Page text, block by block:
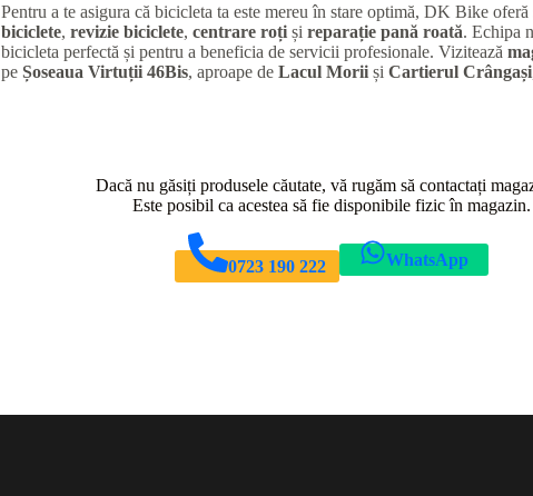
Pentru a te asigura că bicicleta ta este mereu în stare optimă, DK Bike
biciclete, revizie biciclete, centrare roțiși reparație pană roată. Echipa
bicicleta perfectă și pentru a beneficia de servicii profesionale. Vizitează
pe Șoseaua Virtuții 46Bis, aproape de Lacul Moriiși Cartierul Crângași
Dacă nu găsiți produsele căutate, vă rugăm să contactați
Este posibil ca acestea să fie disponibile fizic în magazin.
0723 190 222 WhatsApp